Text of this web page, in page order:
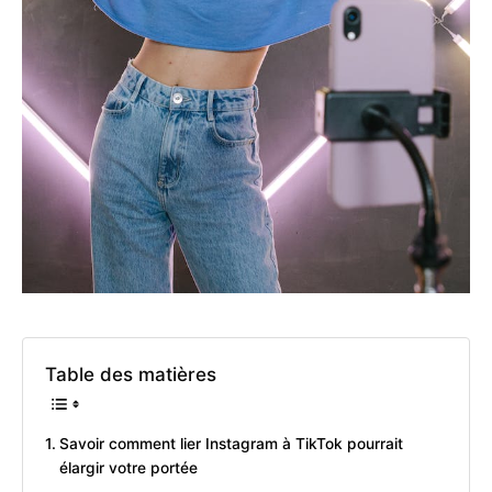
Table des matières
Savoir comment lier Instagram à TikTok pourrait
élargir votre portée